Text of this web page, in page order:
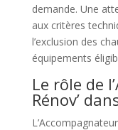
demande. Une
aux critères
l’exclusion des
équipements
Le rôle de
Rénov’